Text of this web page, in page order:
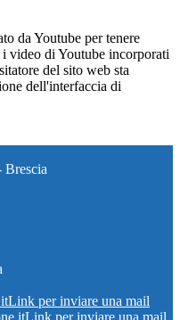
da Youtube per tenere
video di Youtube incorporati
del sito web sta
dell'interfaccia di
Brescia
Link per inviare una mail
Link per inviare una mail